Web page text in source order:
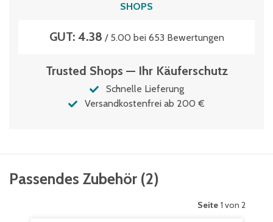
SHOPS
GUT: 4.38 / 5.00 bei 653 Bewertungen
Trusted Shops — Ihr Käuferschutz
Schnelle Lieferung
Versandkostenfrei ab 200 €
Passendes Zubehör (2)
Seite 1 von 2